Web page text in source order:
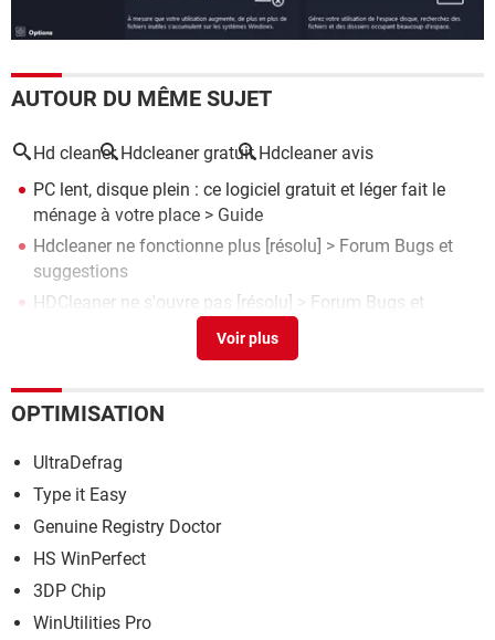
AUTOUR DU MÊME SUJET
Hd cleaner Hdcleaner gratuit Hdcleaner avis
PC lent, disque plein : ce logiciel gratuit et léger fait le
ménage à votre place > Guide
Hdcleaner ne fonctionne plus [résolu] > Forum Bugs et
suggestions
HDCleaner ne s'ouvre pas [résolu] > Forum Bugs et
HD CLEANER installé mais ne démarre pas
Forum Bugs et suggestions
Apllication HDCleaner ne s'ouvrant pas
OPTIMISATION
UltraDefrag
Type it Easy
Genuine Registry Doctor
HS WinPerfect
3DP Chip
WinUtilities Pro